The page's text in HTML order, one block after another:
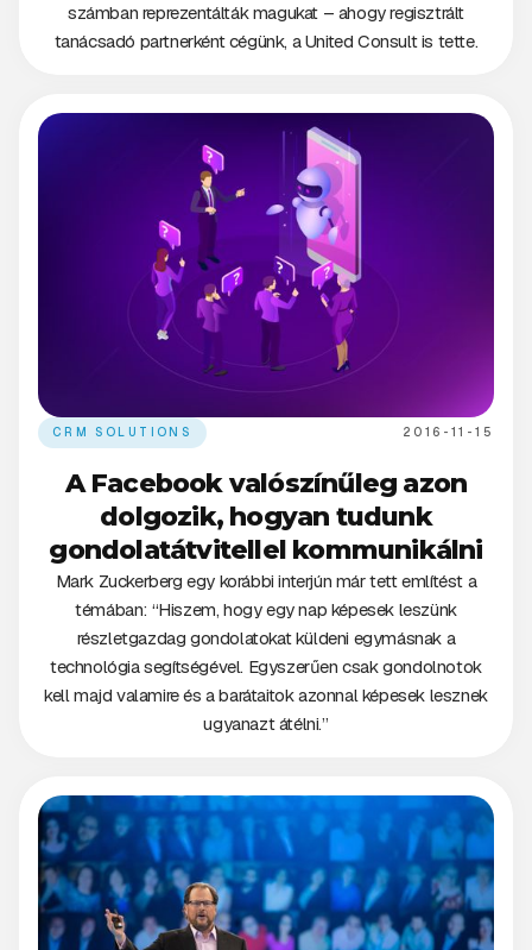
számban reprezentálták magukat – ahogy regisztrált
tanácsadó partnerként cégünk, a United Consult is tette.
CRM SOLUTIONS 2016-11-15
A Facebook valószínűleg azon
dolgozik, hogyan tudunk
gondolatátvitellel kommunikálni
Mark Zuckerberg egy korábbi interjún már tett említést a
témában: “Hiszem, hogy egy nap képesek leszünk
részletgazdag gondolatokat küldeni egymásnak a
technológia segítségével. Egyszerűen csak gondolnotok
kell majd valamire és a barátaitok azonnal képesek lesznek
ugyanazt átélni.”